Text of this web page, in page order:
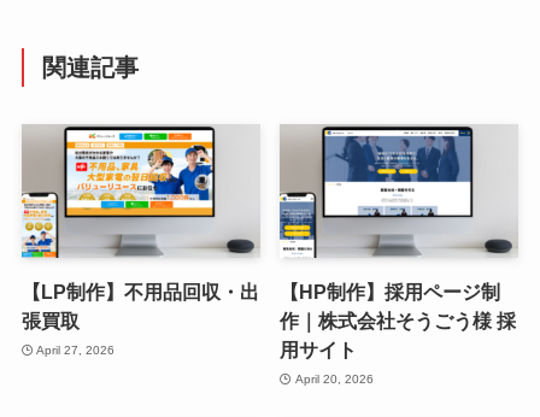
関連記事
【LP制作】不用品回収・出
張買取
April 27, 2026
【HP制作】採用ページ制
作｜株式会社そうごう様 採
用サイト
April 20, 2026